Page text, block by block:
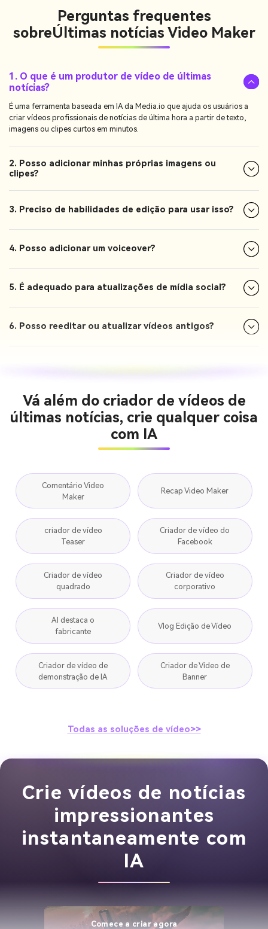
Perguntas frequentes
sobreÚltimas notícias Video Maker
1. O que é um produtor de vídeo de últimas
notícias?
É uma ferramenta baseada em IA da Media.io que ajuda os usuários a
criar vídeos profissionais de notícias de última hora a partir de texto,
imagens ou clipes curtos em minutos.
2. Posso adicionar minhas próprias imagens ou
clipes?
3. Preciso de habilidades de edição para usar isso?
4. Posso adicionar um voiceover?
5. É adequado para atualizações de mídia social?
6. Posso reeditar ou atualizar vídeos antigos?
Vá além do criador de vídeos de
últimas notícias, crie qualquer coisa
com IA
Comentário Video
Maker
Recap Video Maker
criador de vídeo
Teaser
Criador de vídeo do
Facebook
Criador de vídeo
quadrado
Criador de vídeo
corporativo
AI destaca o
fabricante
Vlog Edição de Vídeo
Criador de vídeo de
demonstração de IA
Criador de Vídeo de
Banner
Todas as soluções de vídeo>>
Crie vídeos de notícias
impressionantes
instantaneamente com
IA
Comece a criar agora